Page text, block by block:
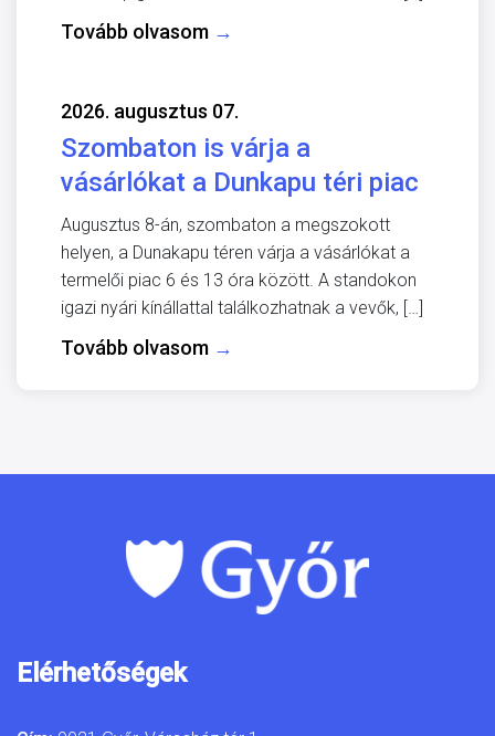
Tovább olvasom →
2026. augusztus 07.
Szombaton is várja a
vásárlókat a Dunkapu téri piac
Augusztus 8-án, szombaton a megszokott
helyen, a Dunakapu téren várja a vásárlókat a
termelői piac 6 és 13 óra között. A standokon
igazi nyári kínállattal találkozhatnak a vevők, […]
Tovább olvasom →
Elérhetőségek